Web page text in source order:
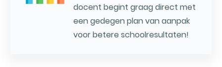
docent begint graag direct met
een gedegen plan van aanpak
voor betere schoolresultaten!